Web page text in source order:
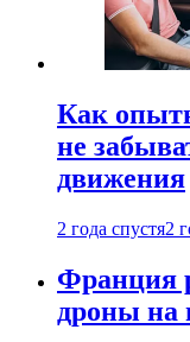
Как
не
движения
2 года спустя2
Франция
дроны на